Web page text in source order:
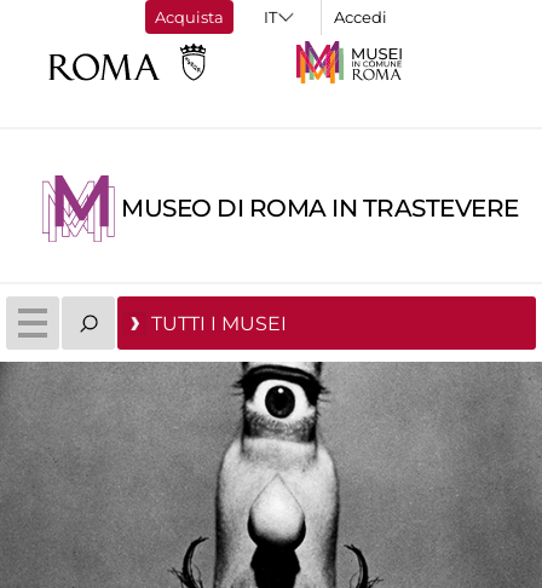
Acquista Accedi
MUSEO DI ROMA IN TRASTEVERE
TUTTI I MUSEI